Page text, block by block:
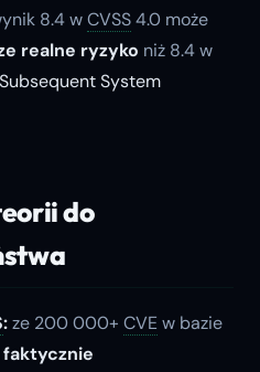
8.4 wCVSS4.0 może
realne ryzyko niż 8.4 w
Subsequent System
do
:ze 200 000+ CVE w bazie